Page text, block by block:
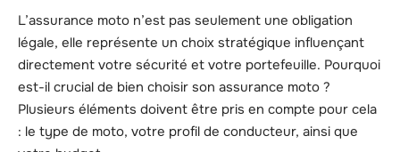
L’assurance moto n’est pas seulement une obligation
légale, elle représente un choix stratégique influençant
directement votre sécurité et votre portefeuille. Pourquoi
est-il crucial de bien choisir son assurance moto ?
Plusieurs éléments doivent être pris en compte pour cela
: le type de moto, votre profil de conducteur, ainsi que